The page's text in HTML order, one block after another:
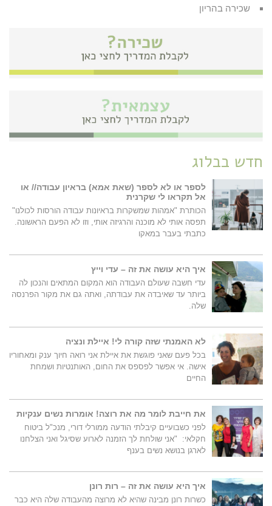
שכירה בהריון
חדש בבלוג
לספר או לא לספר (שאת אמא) בראיון עבודה// או
אל תקראו לי שקרנית
הכותרת "אמהות שמשקרות בראיונות עבודה הורסות לכולנו"
תפסה אותי לא מוכנה והרגיזה אותי, וזו לא הפעם הראשונה.
כתבתי בעבר במאקו
איך היא עושה את זה – עדי וייץ
עדי חשבה שעולם העבודה הוא המקום המתאים והנכון לה
ביותר עד שאיבדה את עבודתה, ואתה גם את מקור הפרנסה
שלה.
לא האמנתי שזה קורה לי! איילת ונציה
בכל פעם שאני פוגשת את איילת אני רואה חיוך ענק ומאחוריו
אישה. אי אפשר לפספס את החום, האותנטיות ושמחת
החיים
את חייבת לומר מה את רוצה! אומרות נשים ענקיות
לפני כשבועיים קיבלתי הודעה ממורלי דורי, מנכ"ל ביטוח
חקלאי: "אני שולחת לך הזמנה לארוע שסיגל ואני הצלחנו
לארגן בנושא נשים בענף
איך היא עושה את זה – רות רונן
כשרות רונן מבינה שהיא לא מרוצה מהעבודה שלה היא כבר